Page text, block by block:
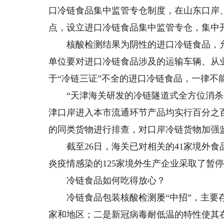
口冷链食品集中监管专仓制度，在山东口
点，设立进口冷链食品集中监管专仓，集
核酸检测结果为阴性的进口冷链食品，
单位要对进口冷链食品涉及的运输车辆、
于“冷链三证”不全的进口冷链食品，一律
“天津海关研发的冷链隧道式全方位消杀
津口岸进入本市流通环节产品均实行百分
的同类货物进行排查，对口岸冷链货物加强
截至26日，海关已对相关的41家境外食
炎疫情感染的125家境外生产企业采取了暂
冷链食品如何吃得放心？
冷链食品包装核酸检测屡“中招”，主要
家和地区；二是新冠病毒耐低温的特性使